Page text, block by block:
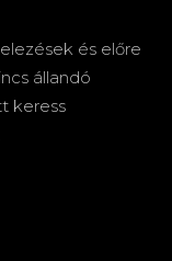
és előre
állandó
keress